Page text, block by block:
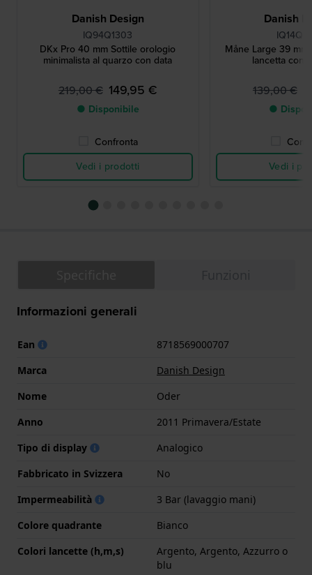
Danish Design
IQ94Q1303
DKx Pro 40 mm Sottile orologio
minimalista al quarzo con data
219,00 € 149,95 €
● Disponibile
Confronta
Vedi i prodotti
Danish
Måne Large 39
lancetta con
139,00 €
●
Vedi i
Informazioni generali
Ean
8718569000707
Marca
Danish Design
Nome
Oder
Anno
2011 Primavera/Estate
Tipo di display
Analogico
Fabbricato in Svizzera
No
Impermeabilità
3 Bar (lavaggio mani)
Colore quadrante
Bianco
Colori lancette (h,m,s)
Argento, Argento, Azzurro o
blu